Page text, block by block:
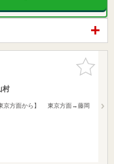
お気に入
りに追加
村
京方面から】 東京方面→藤岡